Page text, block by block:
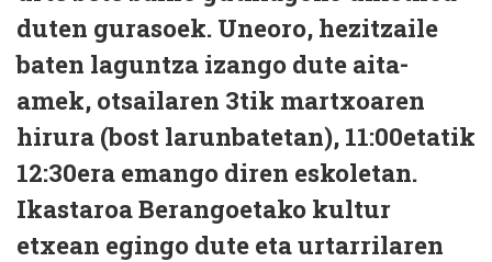
duten gurasoek. Uneoro, hezitzaile
baten laguntza izango dute aita-
amek, otsailaren 3tik martxoaren
hirura (bost larunbatetan), 11:00etatik
12:30era emango diren eskoletan.
Ikastaroa Berangoetako kultur
etxean egingo dute eta urtarrilaren